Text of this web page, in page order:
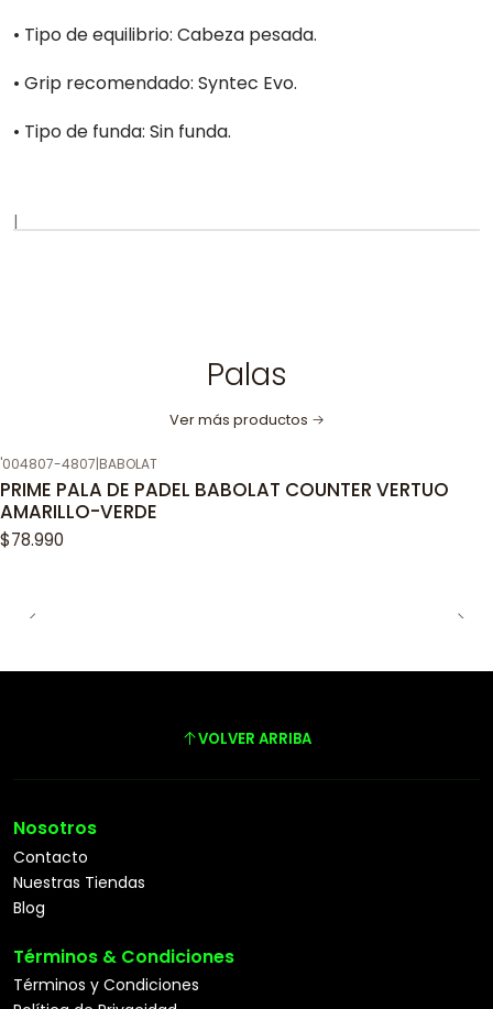
• Tipo de equilibrio: Cabeza pesada.
• Grip recomendado: Syntec Evo.
• Tipo de funda: Sin funda.
|
Palas
Ver más productos
'004807-4807|BABOLAT
PRIME PALA DE PADEL BABOLAT COUNTER VERTUO
AMARILLO-VERDE
$78.990
VOLVER ARRIBA
Nosotros
Contacto
Nuestras Tiendas
Blog
Términos & Condiciones
Términos y Condiciones